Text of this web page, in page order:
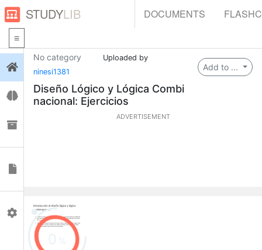
STUDYLIB DOCUMENTS
Login
Flashcards
Profile
Add to ...
No category
Uploaded by
ninesi1381
Diseño Lógico y Lógica Combi
nacional: Ejercicios
ADVERTISEMENT